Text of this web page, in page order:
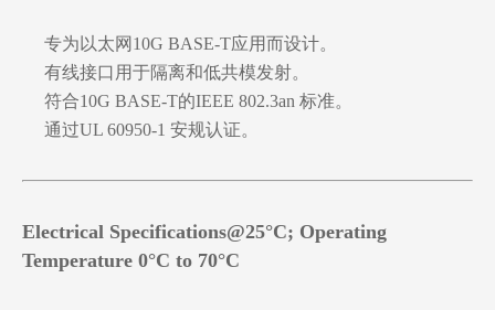
专为以太网10G BASE-T应用而设计。
有线接口用于隔离和低共模发射。
符合10G BASE-T的IEEE 802.3an 标准。
通过UL 60950-1 安规认证。
Electrical Specifications@25°C; Operating
Temperature 0°C to 70°C